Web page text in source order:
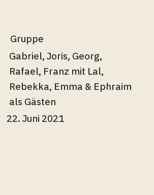
Gruppe
Gabriel, Joris, Georg,
Rafael, Franz mit Lal,
Rebekka, Emma & Ephraim
als Gästen
22. Juni 2021